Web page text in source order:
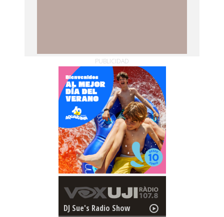
PUBLICIDAD
DJ Sue's Radio Show